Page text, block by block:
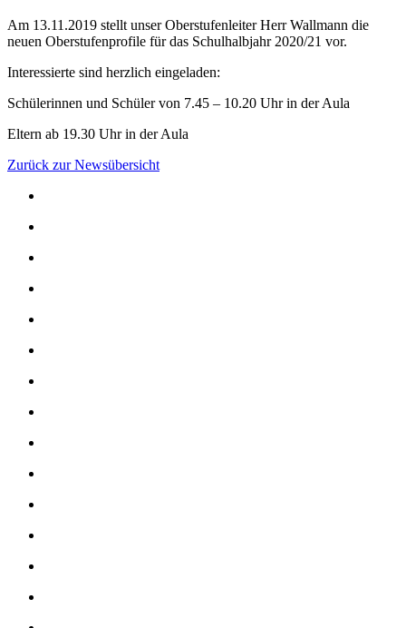
Am 13.11.2019 stellt unser Oberstufenleiter Herr Wallmann die
neuen Oberstufenprofile für das Schulhalbjahr 2020/21 vor.
Interessierte sind herzlich eingeladen:
Schülerinnen und Schüler von 7.45 – 10.20 Uhr in der Aula
Eltern ab 19.30 Uhr in der Aula
Zurück zur Newsübersicht